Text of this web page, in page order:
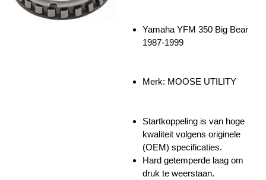
Yamaha YFM 350 Big Bear
1987-1999
Merk: MOOSE UTILITY
Startkoppeling is van hoge
kwaliteit volgens originele
(OEM) specificaties.
Hard getemperde laag om
druk te weerstaan.